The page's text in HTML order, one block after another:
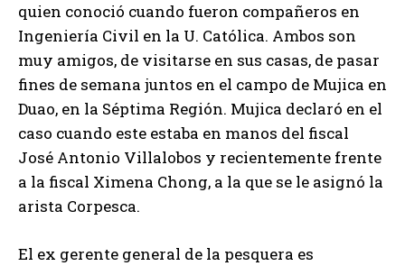
quien conoció cuando fueron compañeros en
Ingeniería Civil en la U. Católica. Ambos son
muy amigos, de visitarse en sus casas, de pasar
fines de semana juntos en el campo de Mujica en
Duao, en la Séptima Región. Mujica declaró en el
caso cuando este estaba en manos del fiscal
José Antonio Villalobos y recientemente frente
a la fiscal Ximena Chong, a la que se le asignó la
arista Corpesca.
El ex gerente general de la pesquera es